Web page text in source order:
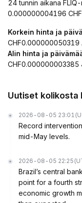
24 tunnin aikana
0.000000004196
Korkein hinta ja
Alin hinta ja
Uutiset kolikosta
2026-08-05 23:01
Record
mid-May levels.
2026-08-05 22:25
Brazil’s central
point for a fourth
economic growth